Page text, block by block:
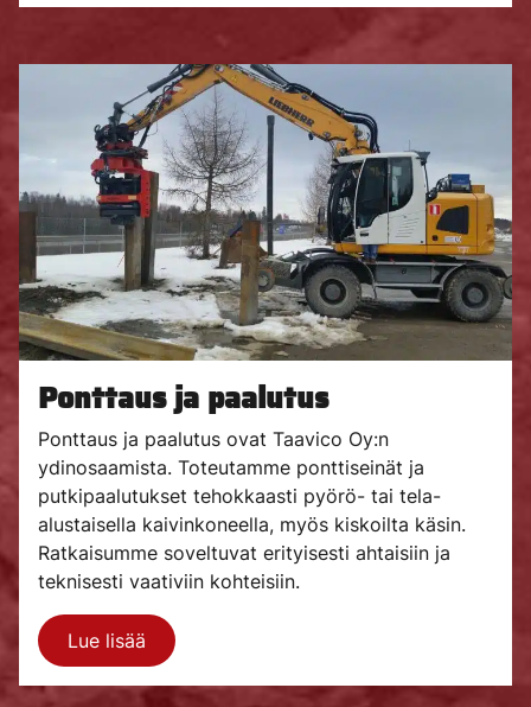
Ponttaus ja paalutus
Ponttaus ja paalutus ovat Taavico Oy:n
ydinosaamista. Toteutamme ponttiseinät ja
putkipaalutukset tehokkaasti pyörö- tai tela-
alustaisella kaivinkoneella, myös kiskoilta käsin.
Ratkaisumme soveltuvat erityisesti ahtaisiin ja
teknisesti vaativiin kohteisiin.
Lue lisää